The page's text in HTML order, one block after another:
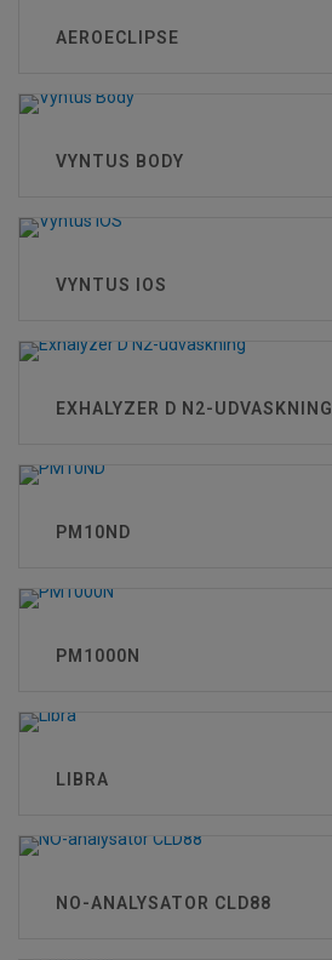
AEROECLIPSE
VYNTUS BODY
VYNTUS IOS
EXHALYZER D N2-UDVASKNING
PM10ND
PM1000N
LIBRA
NO-ANALYSATOR CLD88